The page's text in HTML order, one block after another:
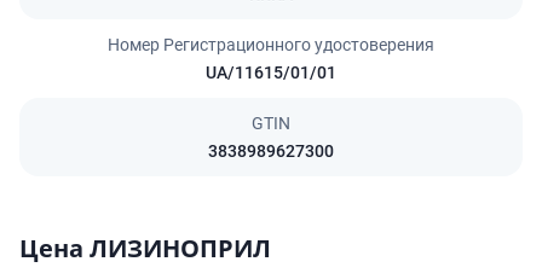
Номер Регистрационного удостоверения
UA/11615/01/01
GTIN
3838989627300
Цена ЛИЗИНОПРИЛ